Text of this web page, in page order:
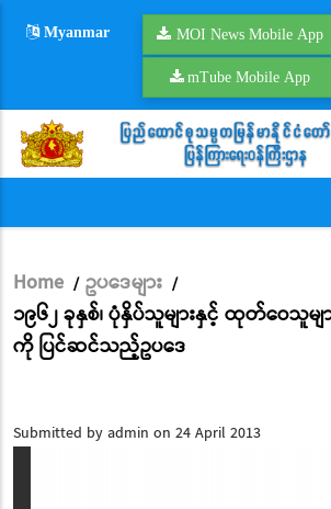
Myanmar MOI News Mobile App
mTube Mobile App
Breadcrumb
Home / ဥပဒေများ /
၁၉၆၂ ခုနှစ်၊ ပုံနှိပ်သူများနှင့် ထုတ်ဝေသူမ
ကို ပြင်ဆင်သည့်ဥပဒေ
Submitted byadmin on 24 April 2013